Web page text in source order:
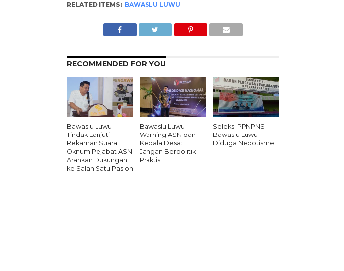
RELATED ITEMS: BAWASLU LUWU
RECOMMENDED FOR YOU
Bawaslu Luwu
Tindak Lanjuti
Rekaman Suara
Oknum Pejabat ASN
Arahkan Dukungan
ke Salah Satu Paslon
Bawaslu Luwu
Warning ASN dan
Kepala Desa:
Jangan Berpolitik
Praktis
Seleksi PPNPNS
Bawaslu Luwu
Diduga Nepotisme